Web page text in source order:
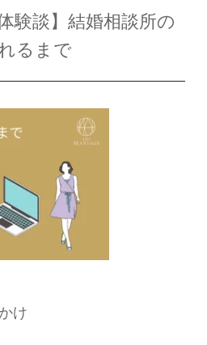
験談】結婚相談所の
るまで
け